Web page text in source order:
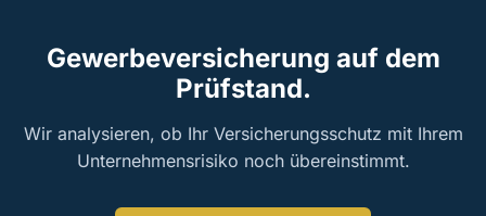
Gewerbeversicherung auf dem
Prüfstand.
Wir analysieren, ob Ihr Versicherungsschutz mit Ihrem
Unternehmensrisiko noch übereinstimmt.